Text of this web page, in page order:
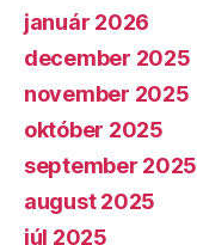
január 2026
december 2025
november 2025
október 2025
september 2025
august 2025
júl 2025